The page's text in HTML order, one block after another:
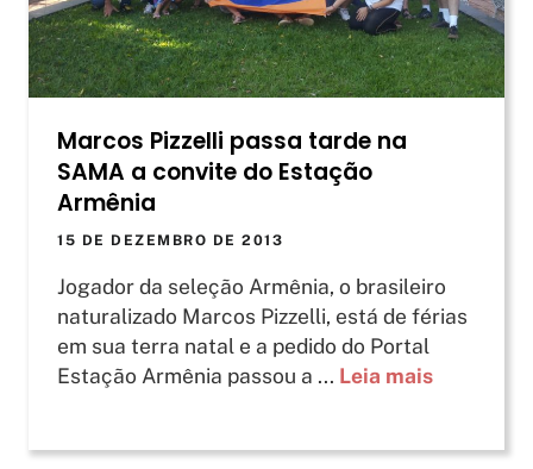
Marcos Pizzelli passa tarde na
SAMA a convite do Estação
Armênia
15 DE DEZEMBRO DE 2013
Jogador da seleção Armênia, o brasileiro
naturalizado Marcos Pizzelli, está de férias
em sua terra natal e a pedido do Portal
Estação Armênia passou a ... Leia mais